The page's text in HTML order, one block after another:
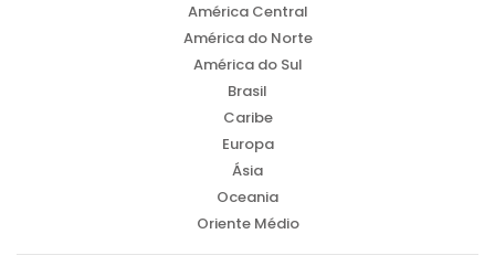
América Central
América do Norte
América do Sul
Brasil
Caribe
Europa
Ásia
Oceania
Oriente Médio